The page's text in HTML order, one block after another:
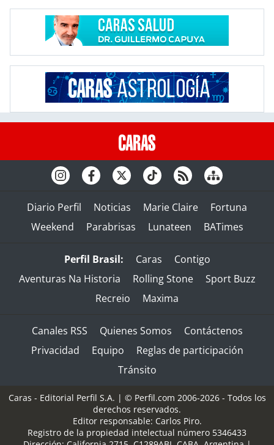
Diario Perfil Noticias Marie Claire
Fortuna
Weekend
Parabrisas Lunateen BATimes
Perfil Brasil: Caras
Contigo
Aventuras Na Historia
Rolling Stone
Sport Buzz
Recreio
Maxima
Canales RSS Quienes Somos
Contáctenos
Privacidad
Equipo
Reglas de participación
Tránsito
Caras - Editorial Perfil S.A. | © Perfil.com 2006-2026 - Todos los
derechos reservados.
Editor responsable: Carlos Piro.
Registro de la propiedad intelectual número 5346433